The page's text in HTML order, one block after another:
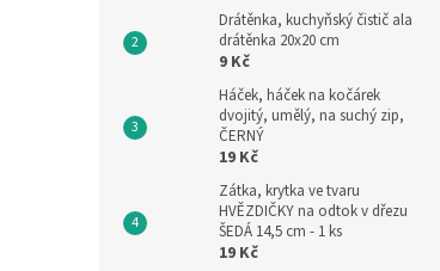
Drátěnka, kuchyňský čistič ala
drátěnka 20x20 cm
9 Kč
Háček, háček na kočárek
dvojitý, umělý, na suchý zip,
ČERNÝ
19 Kč
Zátka, krytka ve tvaru
HVĚZDIČKY na odtok v dřezu
ŠEDÁ 14,5 cm - 1 ks
19 Kč